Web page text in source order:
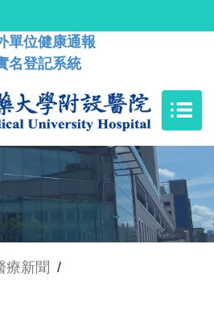
單位健康通報
名登記系統
療新聞 /